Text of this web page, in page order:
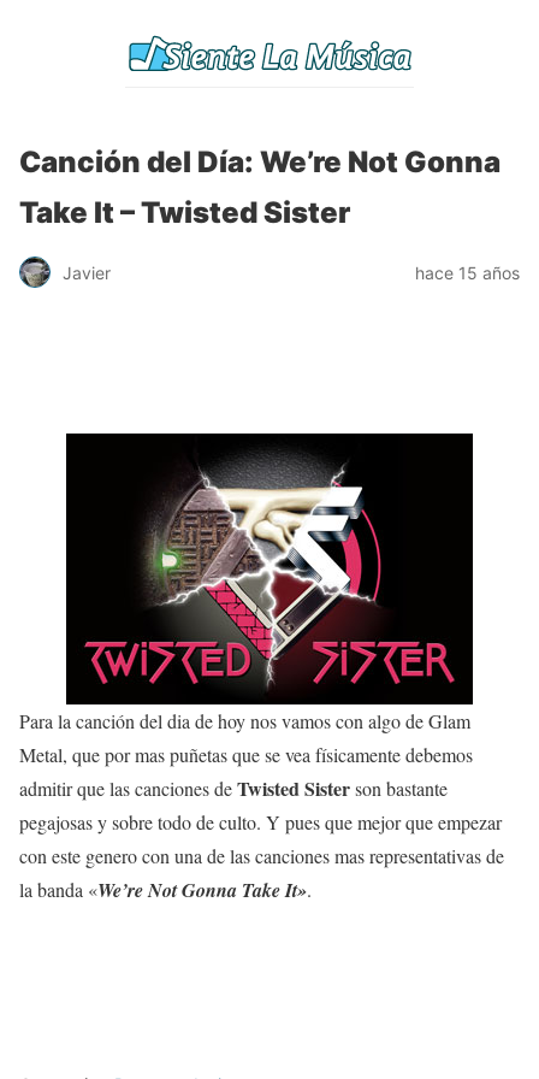
Canción del Día: We’re Not Gonna
Take It – Twisted Sister
Javier hace 15 años
Para la canción del dia de hoy nos vamos con algo de Glam
Metal, que por mas puñetas que se vea físicamente debemos
admitir que las canciones deTwisted Sisterson bastante
pegajosas y sobre todo de culto. Y pues que mejor que empezar
con este genero con una de las canciones mas representativas de
la banda «We’re Not Gonna Take It».